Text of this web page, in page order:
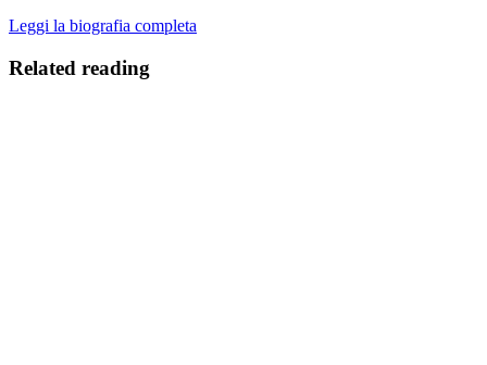
Leggi la biografia completa
Related reading